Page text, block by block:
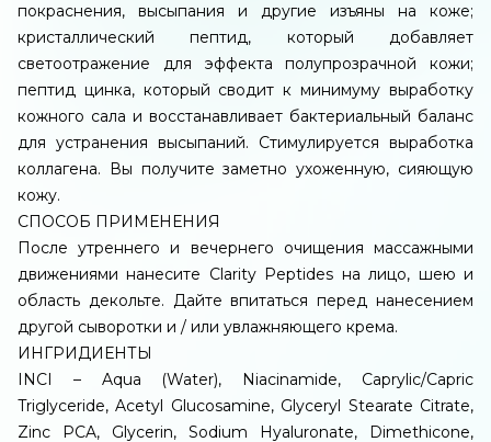
покраснения, высыпания и другие изъяны на коже;
кристаллический пептид, который добавляет
светоотражение для эффекта полупрозрачной кожи;
пептид цинка, который сводит к минимуму выработку
кожного сала и восстанавливает бактериальный баланс
для устранения высыпаний. Стимулируется выработка
коллагена. Вы получите заметно ухоженную, сияющую
кожу.
СПОСОБ ПРИМЕНЕНИЯ
После утреннего и вечернего очищения массажными
движениями нанесите Clarity Peptides на лицо, шею и
область декольте. Дайте впитаться перед нанесением
другой сыворотки и / или увлажняющего крема.
ИНГРИДИЕНТЫ
INCI – Aqua (Water), Niacinamide, Caprylic/Capric
Triglyceride, Acetyl Glucosamine, Glyceryl Stearate Citrate,
Zinc PCA, Glycerin, Sodium Hyaluronate, Dimethicone,